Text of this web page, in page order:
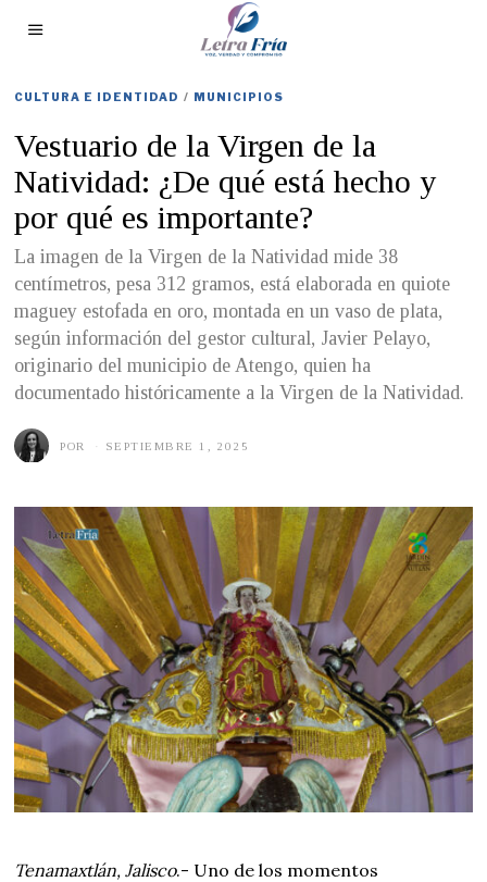
CULTURA E IDENTIDAD / MUNICIPIOS
Vestuario de la Virgen de la
Natividad: ¿De qué está hecho y
por qué es importante?
La imagen de la Virgen de la Natividad mide 38
centímetros, pesa 312 gramos, está elaborada en quiote
maguey estofada en oro, montada en un vaso de plata,
según información del gestor cultural, Javier Pelayo,
originario del municipio de Atengo, quien ha
documentado históricamente a la Virgen de la Natividad.
POR SEPTIEMBRE 1, 2025
T
,
2
0
2
5
Tenamaxtlán, Jalisco.- Uno de los momentos